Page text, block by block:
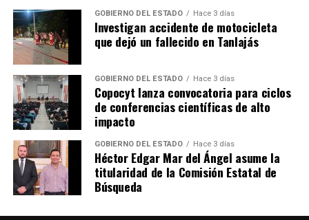
GOBIERNO DEL ESTADO Hace 3 días
Investigan accidente de motocicleta
que dejó un fallecido en Tanlajás
GOBIERNO DEL ESTADO Hace 3 días
Copocyt lanza convocatoria para ciclos
de conferencias científicas de alto
impacto
GOBIERNO DEL ESTADO Hace 3 días
Héctor Edgar Mar del Ángel asume la
titularidad de la Comisión Estatal de
Búsqueda